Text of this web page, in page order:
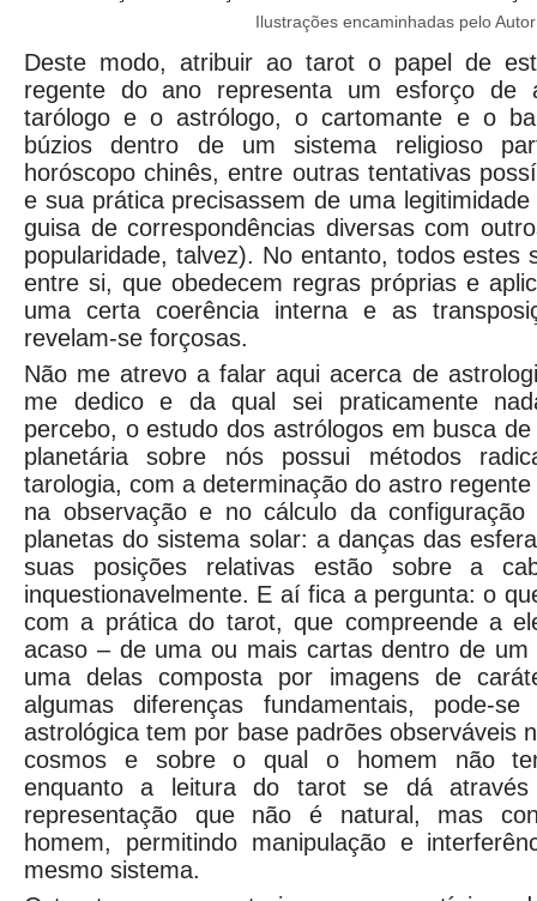
Ilustrações encaminhadas pelo Autor
Deste modo, atribuir ao tarot o papel de
regente do ano representa um esforço de
tarólogo e o astrólogo, o cartomante e o
búzios dentro de um sistema religioso
horóscopo chinês, entre outras tentativas
e sua prática precisassem de uma
guisa de correspondências diversas com
popularidade, talvez). No entanto, todos estes
entre si, que obedecem regras próprias e
uma certa coerência interna e as
revelam-se forçosas.
Não me atrevo a falar aqui acerca de
me dedico e da qual sei praticamente
percebo, o estudo dos astrólogos em busca
planetária sobre nós possui métodos
tarologia, com a determinação do astro
na observação e no cálculo da configuração
planetas do sistema solar: a danças das
suas posições relativas estão sobre a
inquestionavelmente. E aí fica a pergunta: o
com a prática do tarot, que compreende a
acaso – de uma ou mais cartas dentro de
uma delas composta por imagens de
algumas diferenças fundamentais, pode-
astrológica tem por base padrões observáveis
cosmos e sobre o qual o homem não
enquanto a leitura do tarot se dá
representação que não é natural, mas
homem, permitindo manipulação e
mesmo sistema.